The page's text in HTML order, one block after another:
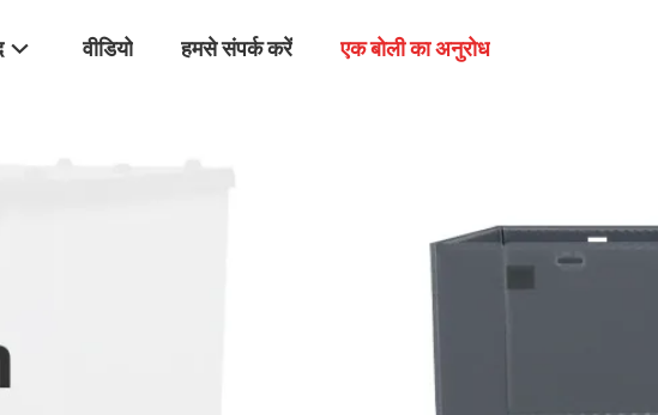
वीडियो हमसे संपर्क करें एक बोली का अनुरोध